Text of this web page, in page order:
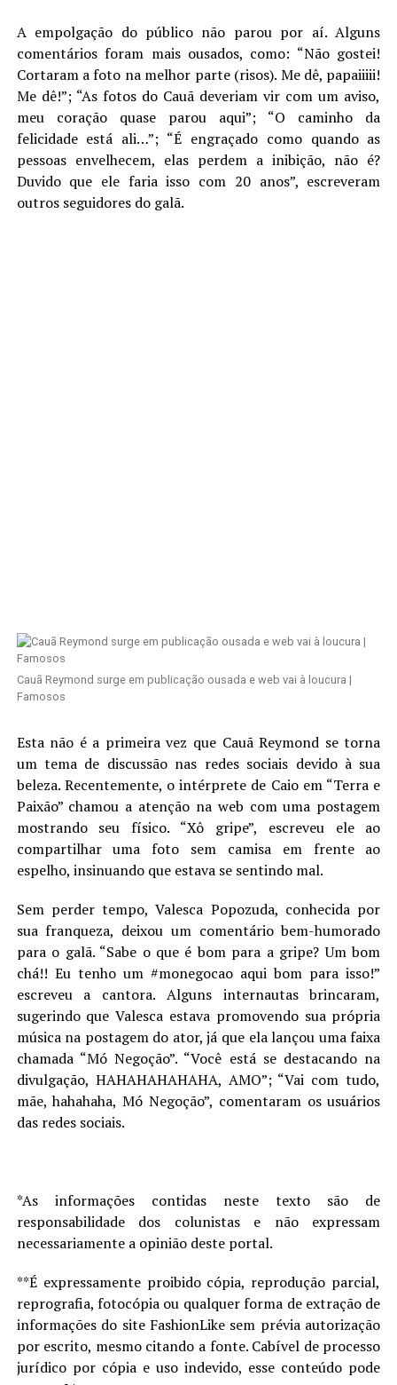
A empolgação do público não parou por aí. Alguns
comentários foram mais ousados, como: “Não gostei!
Cortaram a foto na melhor parte (risos). Me dê, papaiiiii!
Me dê!”; “As fotos do Cauã deveriam vir com um aviso,
meu coração quase parou aqui”; “O caminho da
felicidade está ali…”; “É engraçado como quando as
pessoas envelhecem, elas perdem a inibição, não é?
Duvido que ele faria isso com 20 anos”, escreveram
outros seguidores do galã.
Cauã Reymond surge em publicação ousada e web vai à loucura |
Famosos
Esta não é a primeira vez que Cauã Reymond se torna
um tema de discussão nas redes sociais devido à sua
beleza. Recentemente, o intérprete de Caio em “Terra e
Paixão” chamou a atenção na web com uma postagem
mostrando seu físico. “Xô gripe”, escreveu ele ao
compartilhar uma foto sem camisa em frente ao
espelho, insinuando que estava se sentindo mal.
Sem perder tempo, Valesca Popozuda, conhecida por
sua franqueza, deixou um comentário bem-humorado
para o galã. “Sabe o que é bom para a gripe? Um bom
chá!! Eu tenho um #monegocao aqui bom para isso!”
escreveu a cantora. Alguns internautas brincaram,
sugerindo que Valesca estava promovendo sua própria
música na postagem do ator, já que ela lançou uma faixa
chamada “Mó Negoção”. “Você está se destacando na
divulgação, HAHAHAHAHAHA, AMO”; “Vai com tudo,
mãe, hahahaha, Mó Negoção”, comentaram os usuários
das redes sociais.
*As informações contidas neste texto são de
responsabilidade dos colunistas e não expressam
necessariamente a opinião deste portal.
**É expressamente proibido cópia, reprodução parcial,
reprografia, fotocópia ou qualquer forma de extração de
informações do site FashionLike sem prévia autorização
por escrito, mesmo citando a fonte. Cabível de processo
jurídico por cópia e uso indevido, esse conteúdo pode